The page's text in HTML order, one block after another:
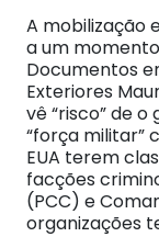
A mobilização
a um
Documentos
Exteriores
vê “risco” de
“força militar”
EUA terem
facções
(PCC) e
organizações